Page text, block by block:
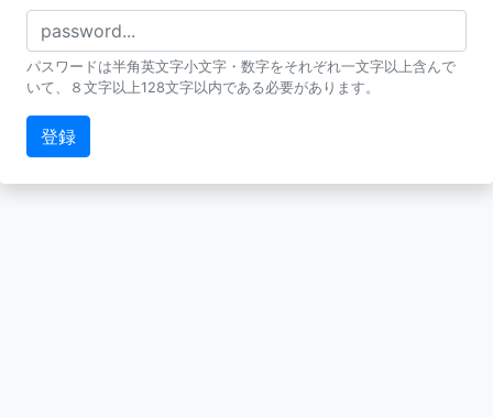
パスワードは半角英文字小文字・数字をそれぞれ一文字以上含んで
いて、８文字以上128文字以内である必要があります。
登録